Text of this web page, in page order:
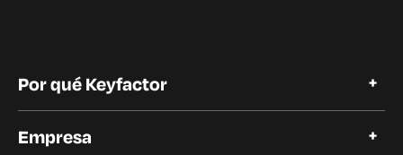
Por qué Keyfactor
Historias de clientes
Empresa